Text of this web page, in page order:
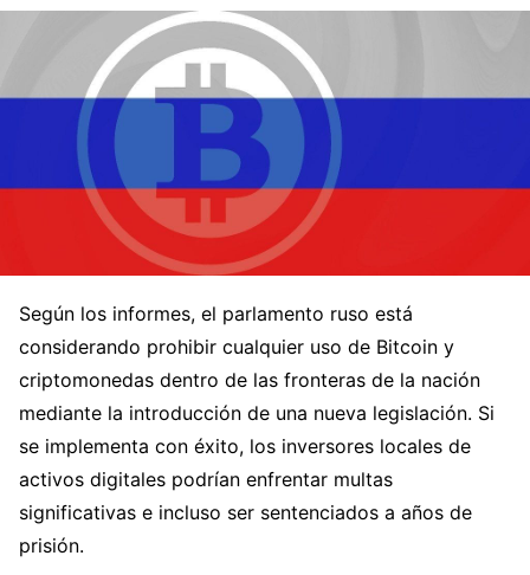
Según los informes, el parlamento ruso está
considerando prohibir cualquier uso de Bitcoin y
criptomonedas dentro de las fronteras de la nación
mediante la introducción de una nueva legislación. Si
se implementa con éxito, los inversores locales de
activos digitales podrían enfrentar multas
significativas e incluso ser sentenciados a años de
prisión.